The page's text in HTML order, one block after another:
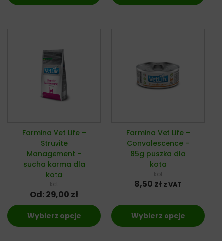
Farmina Vet Life –
Struvite
Management –
sucha karma dla
kota
kot
Od:29,00 zł
Wybierz opcje
Farmina Vet Life –
Convalescence –
85g puszka dla
kota
kot
8,50 zł z VAT
Wybierz opcje